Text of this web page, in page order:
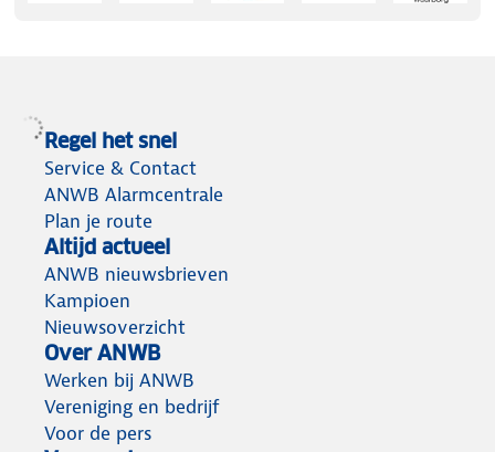
Regel het snel
Service & Contact
ANWB Alarmcentrale
Plan je route
Altijd actueel
ANWB nieuwsbrieven
Kampioen
Nieuwsoverzicht
Over ANWB
Werken bij ANWB
Vereniging en bedrijf
Voor de pers